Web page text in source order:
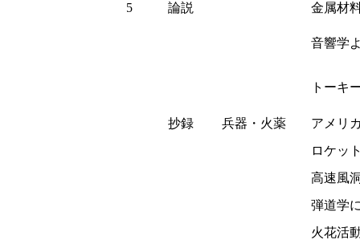
5
論説 金属材
音響学
トーキ
抄録 兵器・火薬
アメリ
ロケッ
高速風
弾道学
火花活